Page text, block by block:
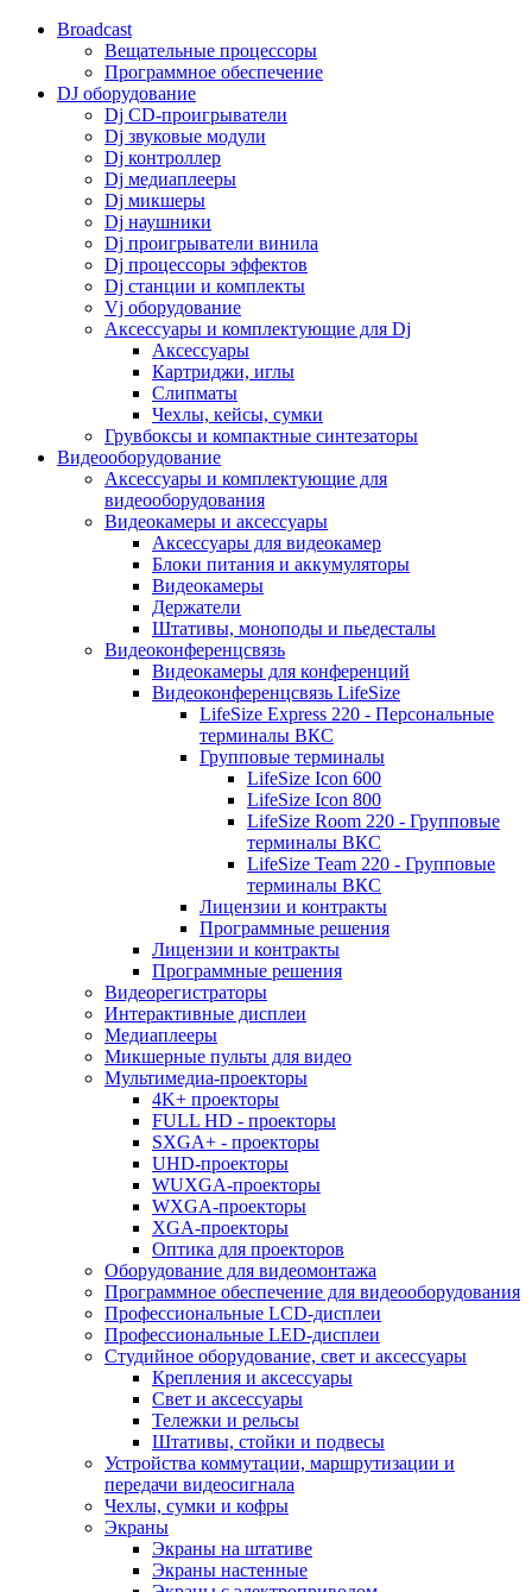
Broadcast
Вещательные процессоры
Программное обеспечение
DJ оборудование
Dj CD-проигрыватели
Dj звуковые модули
Dj контроллер
Dj медиаплееры
Dj микшеры
Dj наушники
Dj проигрыватели винила
Dj процессоры эффектов
Dj станции и комплекты
Vj оборудование
Аксессуары и комплектующие для Dj
Аксессуары
Картриджи, иглы
Слипматы
Чехлы, кейсы, сумки
Грувбоксы и компактные синтезаторы
Видеооборудование
Аксессуары и комплектующие для
видеооборудования
Видеокамеры и аксессуары
Аксессуары для видеокамер
Блоки питания и аккумуляторы
Видеокамеры
Держатели
Штативы, моноподы и пьедесталы
Видеоконференцсвязь
Видеокамеры для конференций
Видеоконференцсвязь LifeSize
LifeSize Express 220 - Персональные
терминалы ВКС
Групповые терминалы
LifeSize Icon 600
LifeSize Icon 800
LifeSize Room 220 - Групповые
терминалы ВКС
LifeSize Team 220 - Групповые
терминалы ВКС
Лицензии и контракты
Программные решения
Лицензии и контракты
Программные решения
Видеорегистраторы
Интерактивные дисплеи
Медиаплееры
Микшерные пульты для видео
Мультимедиа-проекторы
4K+ проекторы
FULL HD - проекторы
SXGA+ - проекторы
UHD-проекторы
WUXGA-проекторы
WXGA-проекторы
XGA-проекторы
Оптика для проекторов
Оборудование для видеомонтажа
Программное обеспечение для видеооборудования
Профессиональные LCD-дисплеи
Профессиональные LED-дисплеи
Студийное оборудование, свет и аксессуары
Крепления и аксессуары
Свет и аксессуары
Тележки и рельсы
Штативы, стойки и подвесы
Устройства коммутации, маршрутизации и
передачи видеосигнала
Чехлы, сумки и кофры
Экраны
Экраны на штативе
Экраны настенные